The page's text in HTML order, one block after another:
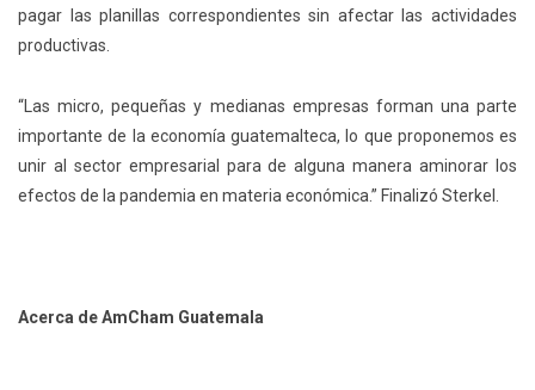
pagar las planillas correspondientes sin afectar las actividades
productivas.
“Las micro, pequeñas y medianas empresas forman una parte
importante de la economía guatemalteca, lo que proponemos es
unir al sector empresarial para de alguna manera aminorar los
efectos de la pandemia en materia económica.” Finalizó Sterkel.
Acerca de AmCham Guatemala